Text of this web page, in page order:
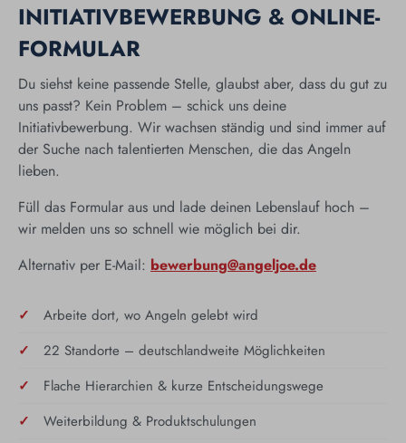
INITIATIV­BEWERBUNG & ONLINE-
FORMULAR
Du siehst keine passende Stelle, glaubst aber, dass du gut zu
uns passt? Kein Problem – schick uns deine
Initiativbewerbung. Wir wachsen ständig und sind immer auf
der Suche nach talentierten Menschen, die das Angeln
lieben.
Füll das Formular aus und lade deinen Lebenslauf hoch –
wir melden uns so schnell wie möglich bei dir.
Alternativ per E-Mail: bewerbung@angeljoe.de
Arbeite dort, wo Angeln gelebt wird
22 Standorte – deutschlandweite Möglichkeiten
Flache Hierarchien & kurze Entscheidungswege
Weiterbildung & Produktschulungen